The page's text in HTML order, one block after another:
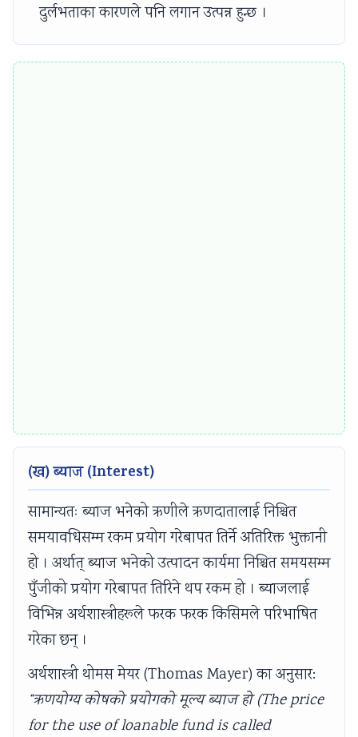
दुर्लभताका कारणले पनि लगान उत्पन्न हुन्छ ।
(ख) ब्याज (Interest)
सामान्यतः ब्याज भनेको ऋणीले ऋणदातालाई निश्चित
समयावधिसम्म रकम प्रयोग गरेबापत तिर्ने अतिरिक्त भुक्तानी
हो । अर्थात् ब्याज भनेको उत्पादन कार्यमा निश्चित समयसम्म
पुँजीको प्रयोग गरेबापत तिरिने थप रकम हो । ब्याजलाई
विभिन्न अर्थशास्त्रीहरूले फरक फरक किसिमले परिभाषित
गरेका छन् ।
अर्थशास्त्री थोमस मेयर (Thomas Mayer) का अनुसार:
“ऋणयोग्य कोषको प्रयोगको मूल्य ब्याज हो (The price
for the use of loanable fund is called